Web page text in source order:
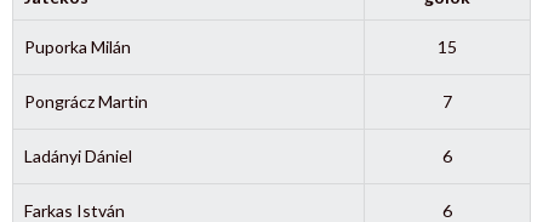
Puporka Milán 15
Pongrácz Martin 7
Ladányi Dániel 6
Farkas István 6